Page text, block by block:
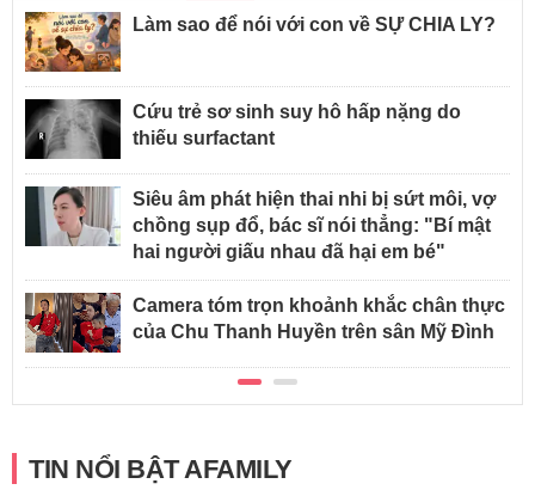
Làm sao để nói với con về SỰ CHIA LY?
Cứu trẻ sơ sinh suy hô hấp nặng do
thiếu surfactant
Siêu âm phát hiện thai nhi bị sứt môi, vợ
chồng sụp đổ, bác sĩ nói thẳng: "Bí mật
hai người giấu nhau đã hại em bé"
Camera tóm trọn khoảnh khắc chân thực
của Chu Thanh Huyền trên sân Mỹ Đình
TIN NỔI BẬT AFAMILY